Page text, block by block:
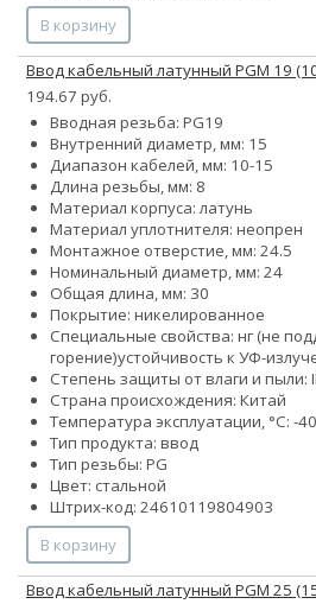
В корзину
Ввод кабельный латунный PGM 19
194.67 руб.
Вводная резьба: PG19
Внутренний диаметр, мм: 15
Диапазон кабелей, мм: 10-15
Длина резьбы, мм: 8
Материал корпуса: латунь
Материал уплотнителя: неопрен
Монтажное отверстие, мм: 24.5
Номинальный диаметр, мм: 24
Общая длина, мм: 30
Покрытие: никелированное
Специальные свойства: нг (не
горение)устойчивость к УФ-
Степень защиты от влаги и пыли:
Страна происхождения: Китай
Температура эксплуатации, °С: -
Тип продукта: ввод
Тип резьбы: PG
Цвет: стальной
Штрих-код: 24610119804903
В корзину
Ввод кабельный латунный PGM 25